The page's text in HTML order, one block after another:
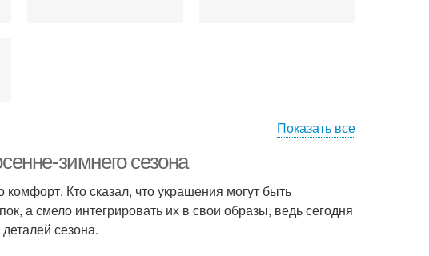
Показать все
зимнего сезона
Кто сказал, что украшения могут быть
а смело интегрировать их в свои образы, ведь сегодня
сезона.